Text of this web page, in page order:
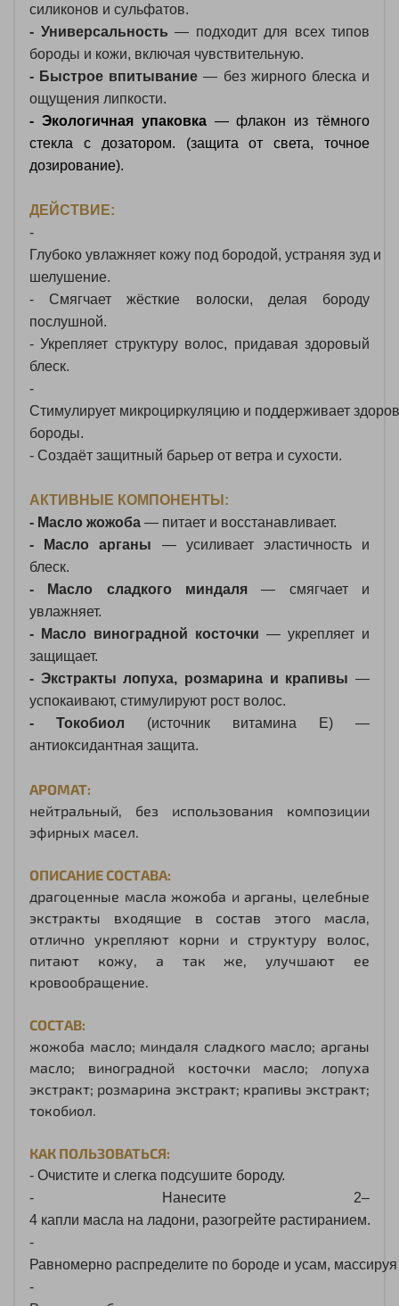
силиконов и сульфатов.
- Универсальность — подходит для всех типов
бороды и кожи, включая чувствительную.
- Быстрое впитывание— без жирного блеска и
ощущения липкости.
- Экологичная упаковка—флакон из тёмного
стекла с дозатором. (защита от света, точное
дозирование).
ДЕЙСТВИЕ:
-
Глубоко увлажняет кожу под бородой, устраняя зуд и
шелушение.
- Смягчает жёсткие волоски, делая бороду
послушной.
- Укрепляет структуруволос, придавая здоровый
блеск.
-
Стимулирует микроциркуляцию и поддерживает
бороды.
- Создаёт защитный барьер от ветра и сухости.
АКТИВНЫЕ КОМПОНЕНТЫ :
- Масло жожоба — питает и восстанавливает.
- Масло арганы — усиливаетэластичностьи
блеск.
- Масло сладкого миндаля — смягчаети
увлажняет.
- Масло виноградной косточки — укрепляет и
защищает.
- Экстракты лопуха, розмарина и крапивы —
успокаивают, стимулируют рост волос.
- Токобиол
(источник витамина E) —
антиоксидантная защита.
АРОМАТ:
нейтральный, без использования композиции
эфирных масел.
ОПИСАНИЕ СОСТАВА:
драгоценные масла жожоба и арганы, целебные
экстракты входящие в состав этого масла,
отлично укрепляют корни и структуру волос,
питают кожу, а так же, улучшают ее
кровообращение.
СОСТАВ:
жожоба масло; миндаля сладкого масло; арганы
масло; виноградной косточки масло; лопуха
экстракт; розмарина экстракт; крапивы экстракт;
токобиол.
КАК ПОЛЬЗОВАТЬСЯ:
- Очистите и слегка подсушите бороду.
- Нанесите2–
4 капли масла на ладони, разогрейте растиранием.
-
Равномерно распределите по бороде и усам, массируя
-